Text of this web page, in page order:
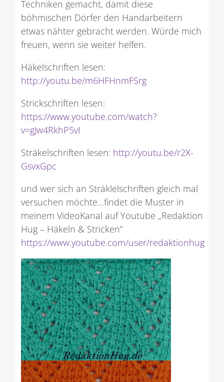
Techniken gemacht, damit diese
böhmischen Dörfer den Handarbeitern
etwas nähter gebracht werden. Würde mich
freuen, wenn sie weiter helfen.
Häkelschriften lesen:
http://youtu.be/m6HFHnmFSrg
Strickschriften lesen:
https://www.youtube.com/watch?
v=gJw4RkhP5vI
Sträkelschriften lesen: http://youtu.be/r2X-
GsvxGpc
und wer sich an Sträklelschriften gleich mal
versuchen möchte…findet die Muster in
meinem VideoKanal auf Youtube „Redaktion
Hug – Häkeln & Stricken“
https://www.youtube.com/user/redaktionhug